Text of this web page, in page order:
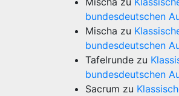
bundesdeutschen
Mischa zu
bundesdeutschen
Tafelrunde zu
bundesdeutschen
Sacrum zu